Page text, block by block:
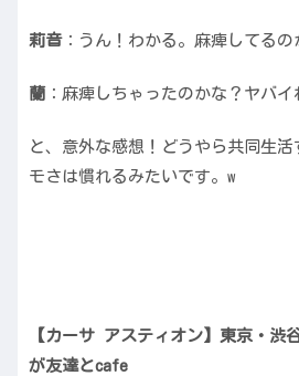
莉音：うん！わかる。麻痺してるの
蘭 ：麻痺しちゃったのかな？ヤバイ
と、意外な感想！どうやら共同生
モさは慣れるみたいです。w
【カーサ アスティオン】東京・渋
が友達とcafe